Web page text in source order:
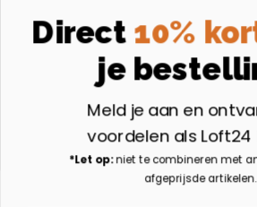
Instagram
Volg ons op Instagram
Aangesloten bij
Direct 10%
je
Meld je aan en
voordelen als Loft24
*Let op:niet te combineren met
afgeprijsde artikelen.